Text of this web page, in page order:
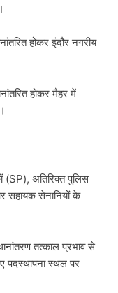
होकर इंदौर नगरीय
होकर मैहर में
(SP), अतिरिक्त पुलिस
सहायक सेनानियों के
तत्काल प्रभाव से
पदस्थापना स्थल पर